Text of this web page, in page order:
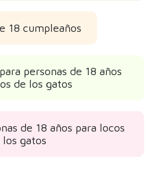
18 cumpleaños
personas de 18 años
de los gatos
de 18 años para locos
los gatos